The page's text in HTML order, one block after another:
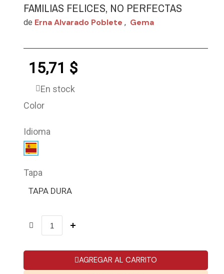
FAMILIAS FELICES, NO PERFECTAS
de Erna Alvarado Poblete , Gema
15,71 $
En stock
Color
Idioma
Tapa
TAPA DURA
AGREGAR AL CARRITO